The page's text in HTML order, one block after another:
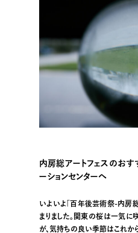
内房総アートフェスのおす
ーションセンターへ
いよいよ「百年後芸術祭-内房
まりました。関東の桜は一気に
が、気持ちの良い季節はこれか